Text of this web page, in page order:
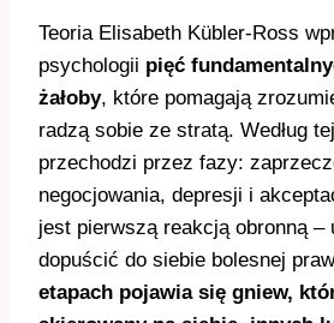
Teoria Elisabeth Kübler-Ross
psychologii pięć
żałoby, które pomagają
radzą sobie ze stratą. Według
przechodzi przez fazy:
negocjowania, depresji i
jest pierwszą reakcją obronną –
dopuścić do siebie bolesnej
etapach pojawia się gniew,